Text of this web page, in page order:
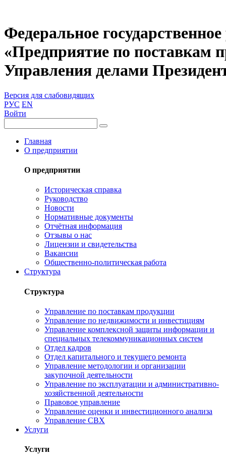
Федеральное
«Предприятие по поставкам
Управления делами
Версия для слабовидящих
РУС EN
Войти
Главная
О предприятии
О предприятии
Историческая справка
Руководство
Новости
Нормативные документы
Отчётная информация
Отзывы о нас
Лицензии и свидетельства
Вакансии
Общественно-политическая работа
Структура
Структура
Управление по поставкам продукции
Управление по недвижимости и инвестициям
Управление комплексной защиты информации и
специальных телекоммуникационных систем
Отдел кадров
Отдел капитального и текущего ремонта
Управление методологии и организации
закупочной деятельности
Управление по эксплуатации и административно-
хозяйственной деятельности
Правовое управление
Управление оценки и инвестиционного анализа
Управление СВХ
Услуги
Услуги